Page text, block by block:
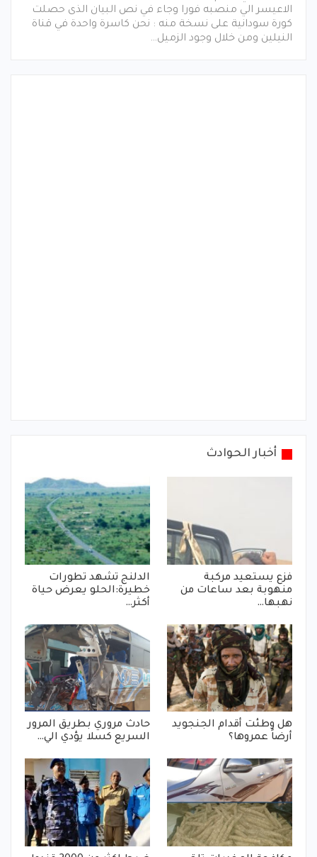
الاعيسر الي منصبه فورا وجاء في نص البيان الذى حصلت
كورة سودانية على نسخة منه : نحن كاسرة واحدة في قناة
النيلين ومن خلال وجود الزميل…
أخبار الحوادث
فزع يستعيد مركبة
منهوبة بعد ساعات من
نهبها…
الدلنج تشهد تطورات
خطيرة:الحلو يعرض حياة
أكثر…
هل وطئت أقدام الجنجويد
أرضاً عمروها؟
حادث مروري بطريق المرور
السريع كسلا يؤدي الي…